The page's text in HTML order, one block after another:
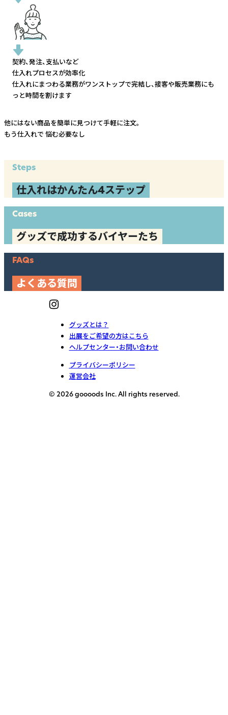
契約、発注、支払いなど
仕入れプロセスが効率化
仕入れにまつわる業務がワンストップで完結し、接客や販売業務にも
っと時間を割けます
他にはない商品を簡単に見つけて手軽に注文。
もう仕入れで 悩む必要なし
Steps
仕入れはかんたん4ステップ
Cases
グッズで成功するバイヤーたち
FAQs
よくある質問
グッズとは？
出展をご希望の方はこちら
ヘルプセンター・お問い合わせ
プライバシーポリシー
運営会社
© 2026 goooods Inc. All rights reserved.